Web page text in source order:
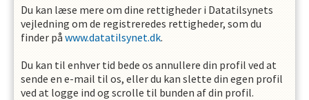
Du kan læse mere om dine rettigheder i Datatilsynets
vejledning om de registreredes rettigheder, som du
finder påwww.datatilsynet.dk.
Du kan til enhver tid bede os annullere din profil ved at
sende en e-mail til os, eller du kan slette din egen profil
ved at logge ind og scrolle til bunden af din profil.